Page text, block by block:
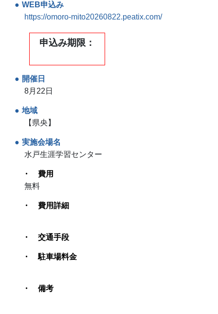
WEB申込み
https://omoro-mito20260822.peatix.com/
申込み期限
開催日
8月22日
地域
【県央】
実施会場名
水戸生涯学習センター
費用
無料
費用詳細
交通手段
駐車場料金
備考